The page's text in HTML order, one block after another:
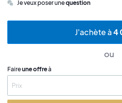
Je veux poser unequestion
J'achète à4
ou
Faireune offreà